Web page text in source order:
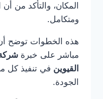
المكان، والتأكد من
ومتكامل.
هذه الخطوات توضح
مباشر على خبرة
القيوين في تنفيذ كل
الجودة.